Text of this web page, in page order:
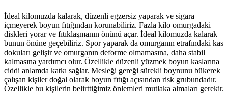
İdeal kilomuzda kalarak, düzenli egzersiz yaparak ve sigara
içmeyerek boyun fıtığından korunabiliriz. Fazla kilo omurgadaki
diskleri yorar ve fıtıklaşmanın önünü açar. İdeal kilomuzda kalarak
bunun önüne geçebiliriz. Spor yaparak da omurganın etrafındaki kas
dokuları gelişir ve omurganın deforme olmamasına, daha stabil
kalmasına yardımcı olur. Özellikle düzenli yüzmek boyun kaslarına
ciddi anlamda katkı sağlar. Mesleği gereği sürekli boynunu bükerek
çalışan kişiler doğal olarak boyun fıtığı açısından risk grubundadır.
Özellikle bu kişilerin belirttiğimiz önlemleri mutlaka almaları gerekir.